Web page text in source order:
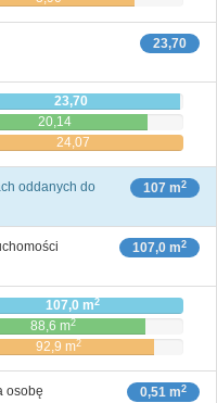
23,70
23,70
20,14
24,07
107 m2
oddanych do
107,0 m2
107,0 m2
88,6 m2
92,9 m2
0,51 m2
osobę